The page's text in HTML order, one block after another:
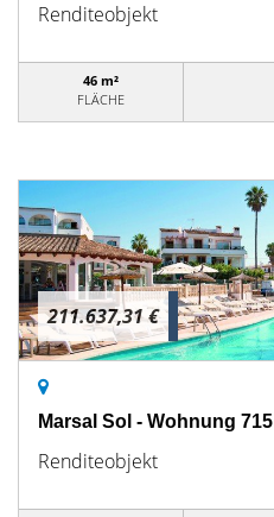
Renditeobjekt
46 m²
FLÄCHE
211.637,31 €
Marsal Sol - Wohnung 715
Renditeobjekt